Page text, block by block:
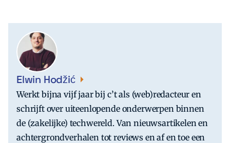
Elwin Hodžić
Werkt bijna vijf jaar bij c’t als (web)redacteur en
schrijft over uiteenlopende onderwerpen binnen
de (zakelijke) techwereld. Van nieuwsartikelen en
achtergrondverhalen tot reviews en af en toe een